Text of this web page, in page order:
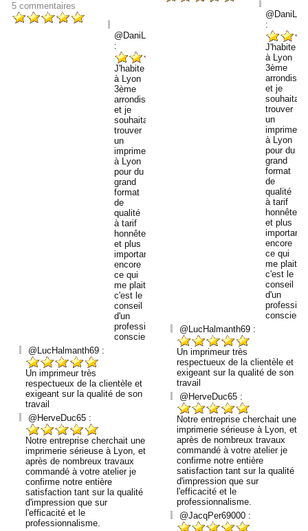
5 commentaires
@DaniLevo76
:
J'habite
à Lyon
3ème
arrondissement
et je
souhaitais
trouver
un
imprimeur
à Lyon
pour du
grand
format
de
qualité
à tarif
honnête...
et plus
important
encore
ce qui
me plait
c'est le
conseil
d'un
professionnel
consciencieux.
@LucHalmanth69 :
Un imprimeur très
respectueux de la clientèle et
exigeant sur la qualité de son
travail
@HerveDuc65 :
Notre entreprise cherchait une
imprimerie sérieuse à Lyon, et
après de nombreux travaux
commandé à votre atelier je
confirme notre entière
satisfaction tant sur la qualité
d'impression que sur
l'efficacité et le
professionnalisme.
:
J'habite
à Lyon
3ème
et je
souhaitais
trouver
un
imprimeur
à Lyon
pour du
grand
format
de
qualité
à tarif
honnête...
et plus
important
encore
ce qui
me plait
c'est le
conseil
d'un
@LucHalmanth69 :
Un imprimeur très
respectueux de la clientèle et
exigeant sur la qualité de son
travail
@HerveDuc65 :
Notre entreprise cherchait une
imprimerie sérieuse à Lyon, et
après de nombreux travaux
commandé à votre atelier je
confirme notre entière
satisfaction tant sur la qualité
d'impression que sur
l'efficacité et le
professionnalisme.
@JacqPer69000 :